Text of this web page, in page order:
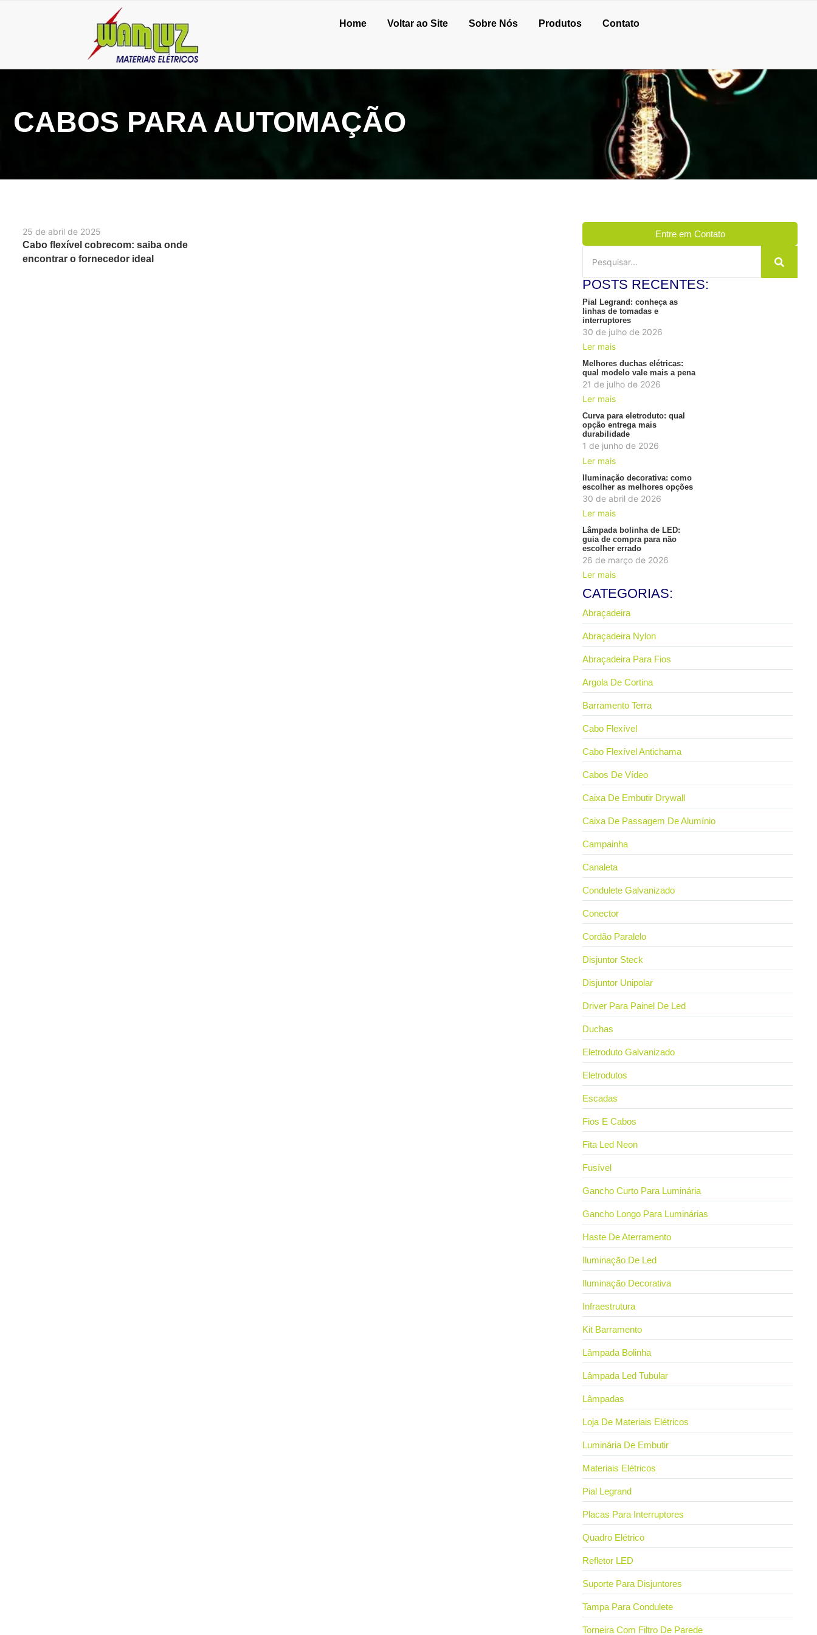
Home Voltar ao Site Sobre Nós Produtos Contato
CABOS PARA AUTOMAÇÃO
25 de abril de 2025
Cabo flexível cobrecom: saiba onde
encontrar o fornecedor ideal
Entre em Contato
POSTS RECENTES:
Pial Legrand: conheça as
linhas de tomadas e
interruptores
30 de julho de 2026
Ler mais
Melhores duchas elétricas:
qual modelo vale mais a pena
21 de julho de 2026
Ler mais
Curva para eletroduto: qual
opção entrega mais
durabilidade
1 de junho de 2026
Ler mais
Iluminação decorativa: como
escolher as melhores opções
30 de abril de 2026
Ler mais
Lâmpada bolinha de LED:
guia de compra para não
escolher errado
26 de março de 2026
Ler mais
CATEGORIAS:
Abraçadeira
Abraçadeira Nylon
Abraçadeira Para Fios
Argola De Cortina
Barramento Terra
Cabo Flexível
Cabo Flexível Antichama
Cabos De Vídeo
Caixa De Embutir Drywall
Caixa De Passagem De Alumínio
Campainha
Canaleta
Condulete Galvanizado
Conector
Cordão Paralelo
Disjuntor Steck
Disjuntor Unipolar
Driver Para Painel De Led
Duchas
Eletroduto Galvanizado
Eletrodutos
Escadas
Fios E Cabos
Fita Led Neon
Fusível
Gancho Curto Para Luminária
Gancho Longo Para Luminárias
Haste De Aterramento
Iluminação De Led
Iluminação Decorativa
Infraestrutura
Kit Barramento
Lâmpada Bolinha
Lâmpada Led Tubular
Lâmpadas
Loja De Materiais Elétricos
Luminária De Embutir
Materiais Elétricos
Pial Legrand
Placas Para Interruptores
Quadro Elétrico
Refletor LED
Suporte Para Disjuntores
Tampa Para Condulete
Torneira Com Filtro De Parede